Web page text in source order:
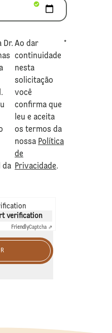
Dr.
da
Ao dar
continuidade
nesta
solicitação
você
confirma que
leu e aceita
os termos da
nossa Política
de
Privacidade.
*
verification
FriendlyCaptcha ⇗